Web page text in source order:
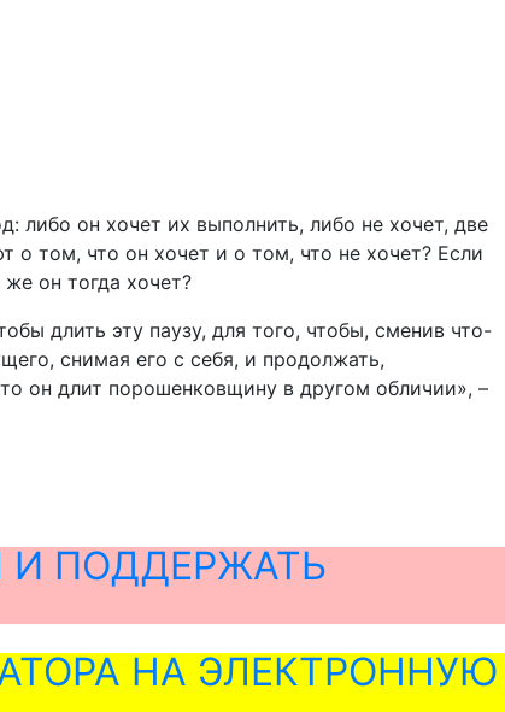
либо он хочет их выполнить, либо не хочет, две
о том, что он хочет и о том, что не хочет? Если
он тогда хочет?
длить эту паузу, для того, чтобы, сменив что-
снимая его с себя, и продолжать,
он длит порошенковщину в другом обличии», –
И ПОДДЕРЖАТЬ
НА ЭЛЕКТРОННУЮ